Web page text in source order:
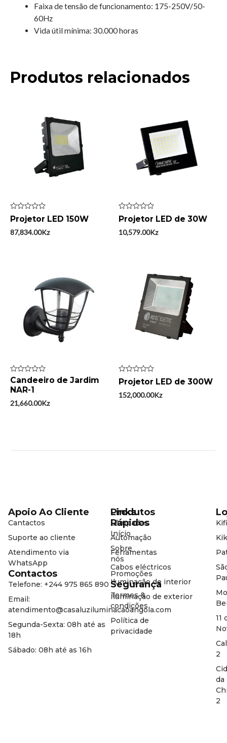
Faixa de tensão de funcionamento: 175-250V/50-
60Hz
Vida útil mínima: 30.000 horas
Produtos relacionados
Avaliação
0
de
5
Projetor LED 150W
87,834.00Kz
Avaliação
0
de
5
Projetor LED de 30W
10,579.00Kz
Avaliação
0
de
Candeeiro de Jardim
NAR-1
21,660.00Kz
Avaliação
0
de
5
Projetor LED de 300W
152,000.00Kz
11
2
da
2
Produtos
Lâmpadas
Automação
Ferramentas
Cabos eléctricos
Iluminação de interior
Iluminação de exterior
Links
Rápidos
Início
Sobre
nós
Promoções
Segurança
Termos &
condições
Política de
privacidade
Apoio Ao Cliente
Cantactos
Suporte ao cliente
Atendimento via
WhatsApp
Contactos
Telefone: +244 975 865 890
Email:
atendimento@casaluziluminacaoangola.com
Segunda-Sexta: 08h até as
18h
Sábado: 08h até as 16h